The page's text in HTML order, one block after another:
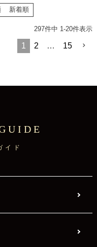
新着順
297件中 1-20件表示
1 2 … 15
イド